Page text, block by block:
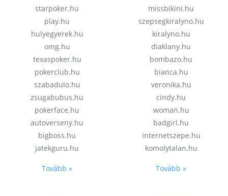
starpoker.hu
play.hu
hulyegyerek.hu
omg.hu
texaspoker.hu
pokerclub.hu
szabadulo.hu
zsugabubus.hu
pokerface.hu
autoverseny.hu
bigboss.hu
jatekguru.hu
Tovább »
missbikini.hu
szepsegkiralyno.hu
kiralyno.hu
diaklany.hu
bombazo.hu
bianca.hu
veronika.hu
cindy.hu
woman.hu
badgirl.hu
internetszepe.hu
komolytalan.hu
Tovább »